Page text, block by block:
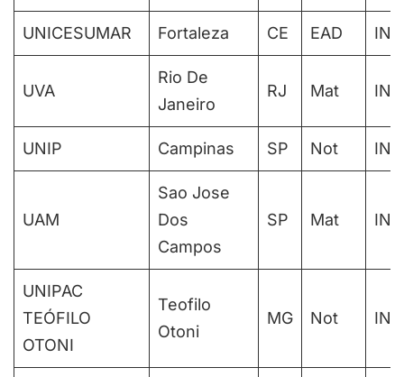
UNICESUMAR Fortaleza CE EAD
UVA
Rio De
Janeiro
RJ Mat
UNIP Campinas SP Not
UAM
Sao Jose
Dos
Campos
SP Mat
UNIPAC
TEÓFILO
OTONI
Teofilo
Otoni
MG Not